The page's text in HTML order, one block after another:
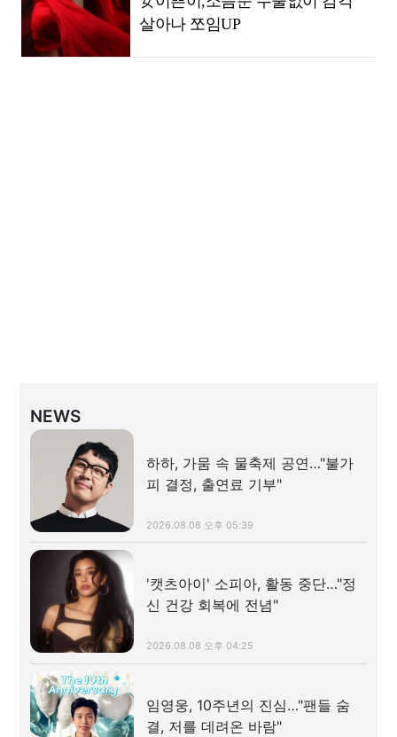
NEWS
하하, 가뭄 속 물축제 공연…"불가
피 결정, 출연료 기부"
2026.08.08 오후 05:39
'캣츠아이' 소피아, 활동 중단…"정
신 건강 회복에 전념"
2026.08.08 오후 04:25
임영웅, 10주년의 진심…"팬들 숨
결, 저를 데려온 바람"